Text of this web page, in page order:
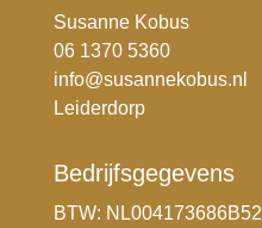
Susanne Kobus
06 1370 5360
info@susannekobus.nl
Leiderdorp
Bedrijfsgegevens
BTW: NL004173686B52